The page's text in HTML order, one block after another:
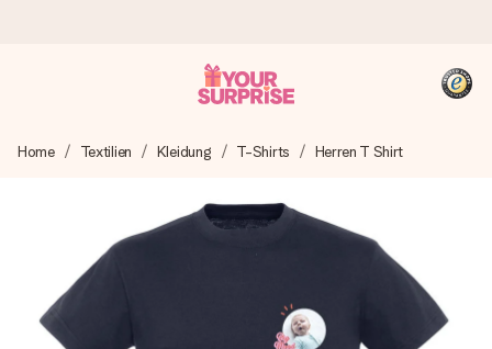
Wir bereiten dein Geschenk sorgfältig vor und schicken es
4,8 (basierend auf +15.000 Bewertungen)
Unsere Geschenke begeistern. Kunden bewerten uns mit
Home Textilien Kleidung T-Shirts Herren T Shirt